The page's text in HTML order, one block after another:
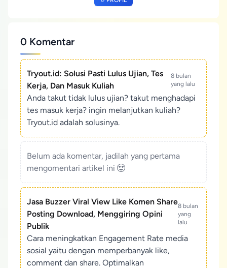
0 Komentar
Tryout.id: Solusi Pasti Lulus Ujian, Tes
Kerja, Dan Masuk Kuliah
8 bulan
yang lalu
Anda takut tidak lulus ujian? takut menghadapi
tes masuk kerja? ingin melanjutkan kuliah?
Tryout.id adalah solusinya.
Belum ada komentar, jadilah yang pertama
mengomentari artikel ini
Jasa Buzzer Viral View Like Komen Share
Posting Download, Menggiring Opini
Publik
8 bulan
yang
lalu
Cara meningkatkan Engagement Rate media
sosial yaitu dengan memperbanyak like,
comment dan share. Optimalkan